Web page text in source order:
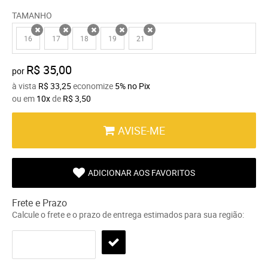
TAMANHO
16x 17x 18x 19x 21
por R$ 35,00
à vista R$ 33,25economize 5% no Pix
ou em 10xde R$ 3,50
AVISE-ME
ADICIONAR AOS FAVORITOS
Frete e Prazo
Calcule o frete e o prazo de entrega estimados para sua região: